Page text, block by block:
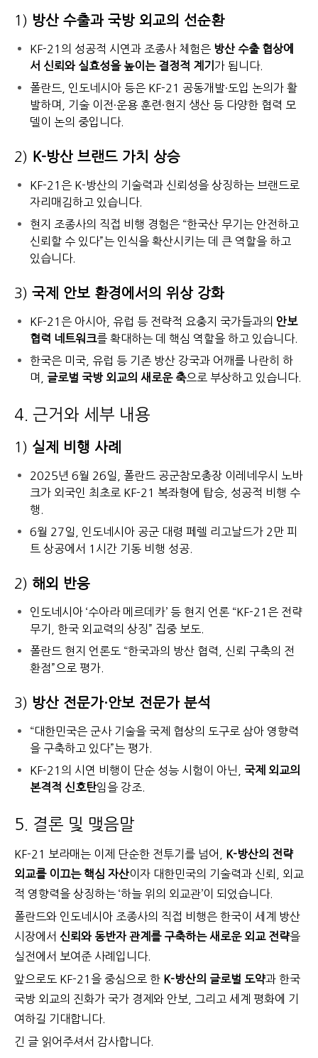
1) 방산 수출과 국방 외교의 선순환
KF-21의 성공적 시연과 조종사 체험은 방산 수출 협상에
서 신뢰와 실효성을 높이는 결정적 계기 가 됩니다.
폴란드, 인도네시아 등은 KF-21 공동개발·도입 논의가 활
발하며, 기술 이전·운용 훈련·현지 생산 등 다양한 협력 모
델이 논의 중입니다.
2) K-방산 브랜드 가치 상승
KF-21은 K-방산의 기술력과 신뢰성을 상징하는 브랜드로
자리매김하고 있습니다.
현지 조종사의 직접 비행 경험은 “한국산 무기는 안전하고
신뢰할 수 있다”는 인식을 확산시키는 데 큰 역할을 하고
있습니다.
3) 국제 안보 환경에서의 위상 강화
KF-21은 아시아, 유럽 등 전략적 요충지 국가들과의 안보
협력 네트워크를 확대하는 데 핵심 역할을 하고 있습니다.
한국은 미국, 유럽 등 기존 방산 강국과 어깨를 나란히 하
며, 글로벌 국방 외교의 새로운 축으로 부상하고 있습니다.
4. 근거와 세부 내용
1) 실제 비행 사례
2025년 6월 26일, 폴란드 공군참모총장 이레네우시 노바
크가 외국인 최초로 KF-21 복좌형에 탑승, 성공적 비행 수
행.
6월 27일, 인도네시아 공군 대령 페렐 리고날드가 2만 피
트 상공에서 1시간 기동 비행 성공.
2) 해외 반응
인도네시아 ‘수아라 메르데카’ 등 현지 언론 “KF-21은 전략
무기, 한국 외교력의 상징” 집중 보도.
폴란드 현지 언론도 “한국과의 방산 협력, 신뢰 구축의 전
환점”으로 평가.
3) 방산 전문가·안보 전문가 분석
“대한민국은 군사 기술을 국제 협상의 도구로 삼아 영향력
을 구축하고 있다”는 평가.
KF-21의 시연 비행이 단순 성능 시험이 아닌, 국제 외교의
본격적 신호탄임을 강조.
5. 결론 및 맺음말
KF-21 보라매는 이제 단순한 전투기를 넘어,
K-방산의 전략
외교를 이끄는 핵심 자산이자 대한민국의 기술력과 신뢰, 외교
적 영향력을 상징하는 ‘하늘 위의 외교관’이 되었습니다.
폴란드와 인도네시아 조종사의 직접 비행은 한국이 세계 방산
시장에서 신뢰와 동반자 관계를 구축하는 새로운 외교 전략을
실전에서 보여준 사례입니다.
앞으로도 KF-21을 중심으로 한 K-방산의 글로벌 도약과 한국
국방 외교의 진화가 국가 경제와 안보, 그리고 세계 평화에 기
여하길 기대합니다.
긴 글 읽어주셔서 감사합니다.